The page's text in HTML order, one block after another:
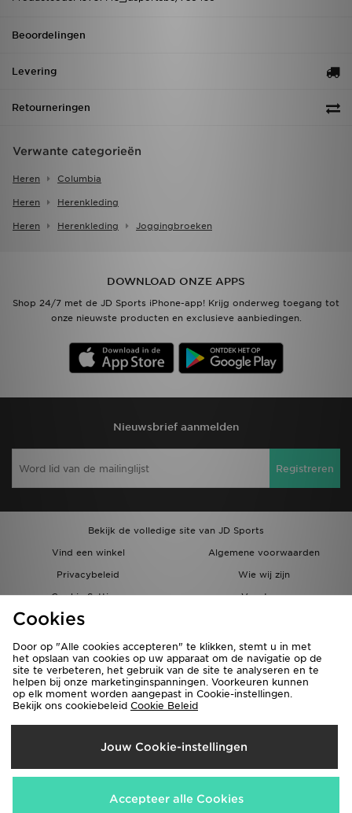
Beoordelingen
Levering
Retourneringen
Verwante categorieën
Heren Columbia
Heren Herenkleding
Heren Herenkleding Joggingbroeken
DOWNLOAD ONZE APPS
Shop 24/7 met de JD Sports iPhone-app! Krijg onderweg toegang tot
onze nieuwste producten en exclusieve aanbiedingen.
Nieuwsbrief aanmelden
Registreren
Bekijk de volledige site van JD Sports
Vind een winkel
Algemene voorwaarden
Privacybeleid
Wie wij zijn
Cookie Settings
Vacatures
Bestellingen en Levering
Verzenden Naar
België
Wij accepteren de volgende betaalmethoden
Cookies
Door op "Alle cookies accepteren" te klikken, stemt u in met
het opslaan van cookies op uw apparaat om de navigatie op de
site te verbeteren, het gebruik van de site te analyseren en te
helpen bij onze marketinginspanningen. Voorkeuren kunnen
op elk moment worden aangepast in Cookie-instellingen.
Bekijk ons cookiebeleid Cookie Beleid
Jouw Cookie-instellingen
Accepteer alle Cookies